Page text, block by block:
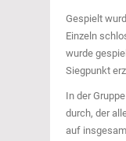
Gespielt
Einzeln
wurde
Siegpunkt
In der
durch, der
auf